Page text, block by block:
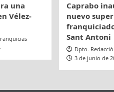
una
Vélez-
Caprabo
nuevo
Sant Antoni
Dpto.
3 de junio de